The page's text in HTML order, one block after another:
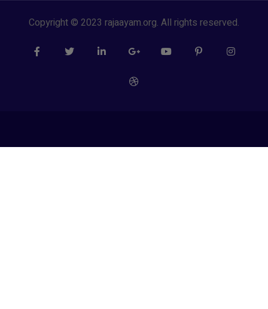
Copyright © 2023 rajaayam.org. All rights reserved.